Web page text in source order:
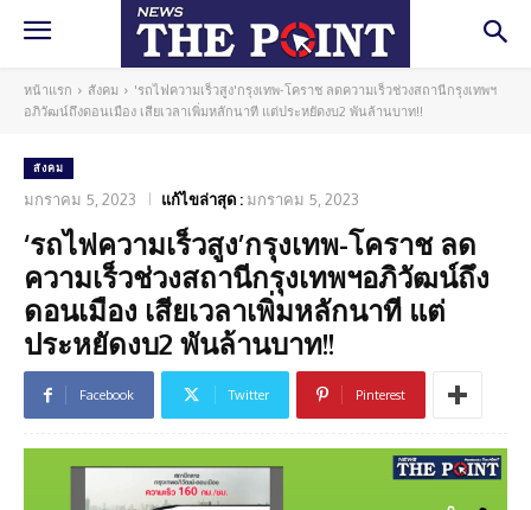
หน้าแรก สังคม
'รถไฟความเร็วสูง'กรุงเทพ-โคราช ลดความเร็วช่วงสถานีกรุงเทพฯ
อภิวัฒน์ถึงดอนเมือง เสียเวลาเพิ่มหลักนาที แต่ประหยัดงบ2 พันล้านบาท!!
สังคม
มกราคม 5, 2023 แก้ไขล่าสุด : มกราคม 5, 2023
‘รถไฟความเร็วสูง’กรุงเทพ-โคราช ลด
ความเร็วช่วงสถานีกรุงเทพฯอภิวัฒน์ถึง
ดอนเมือง เสียเวลาเพิ่มหลักนาที แต่
ประหยัดงบ2 พันล้านบาท!!
Facebook Twitter Pinterest